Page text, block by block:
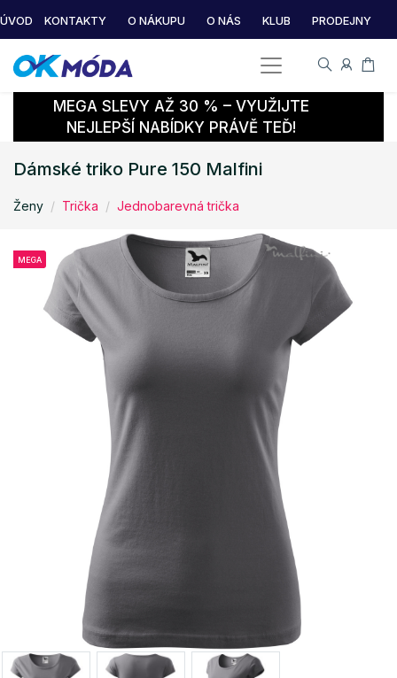
ÚVOD KONTAKTY O NÁKUPU O NÁS KLUB PRODEJNY
MEGA SLEVY AŽ 30 % – VYUŽIJTE
NEJLEPŠÍ NABÍDKY PRÁVĚ TEĎ!
Dámské triko Pure 150 Malfini
Ženy Trička Jednobarevná trička
MEGA